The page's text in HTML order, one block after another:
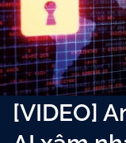
[VIDEO]